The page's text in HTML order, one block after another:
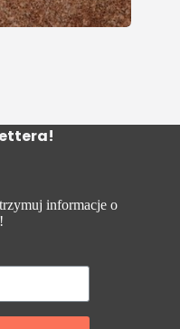
informacje o